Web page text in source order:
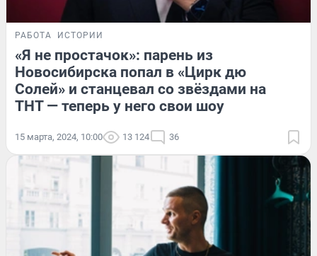
РАБОТА ИСТОРИИ
«Я не простачок»: парень из
Новосибирска попал в «Цирк дю
Солей» и станцевал со звёздами на
ТНТ — теперь у него свои шоу
15 марта, 2024, 10:00 13 124 36